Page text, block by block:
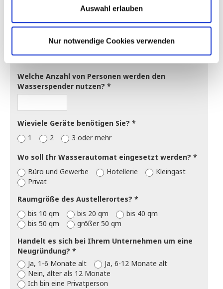
Auswahl erlauben
Nur notwendige Cookies verwenden
Miete, auf 36 Monate
Miete, auf 48 Monate
Inklusive Wartungsvertrag?
Ja
Nein
Welche Anzahl von Personen werden den
Wasserspender nutzen?
Wieviele Geräte benötigen Sie?
1
2 3 oder mehr
Wo soll Ihr Wasserautomat eingesetzt werden?
Büro und Gewerbe
Hotellerie
Kleingast
Privat
Raumgröße des Austellerortes?
bis 10 qm
bis 20 qm
bis 40 qm
bis 50 qm
größer 50 qm
Handelt es sich bei Ihrem Unternehmen um eine
Neugründung?
Ja, 1-6 Monate alt
Ja, 6-12 Monate alt
Nein, älter als 12 Monate
Ich bin eine Privatperson